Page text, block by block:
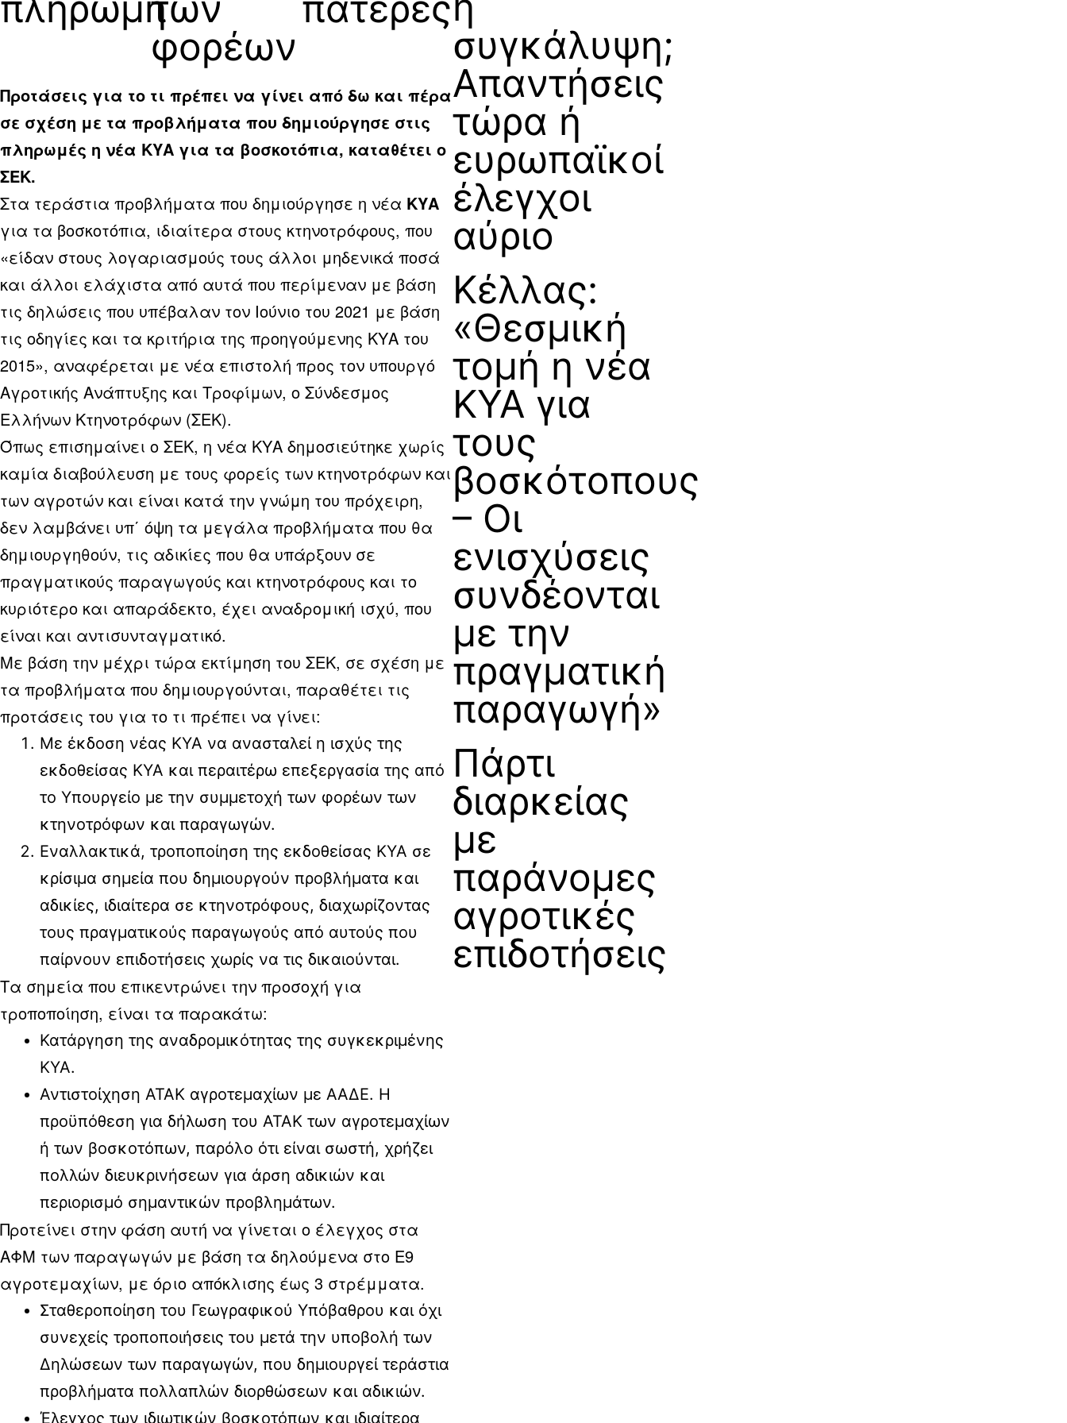
φορέων
Προτάσεις για το τι πρέπει να γίνει από δω και πέρα
σε σχέση με τα προβλήματα που δημιούργησε στις
πληρωμές η νέα ΚΥΑ για τα βοσκοτόπια, καταθέτει ο
ΣΕΚ.
Στα τεράστια προβλήματα που δημιούργησε η νέα ΚΥΑ
για τα βοσκοτόπια, ιδιαίτερα στους κτηνοτρόφους, που
«είδαν στους λογαριασμούς τους άλλοι μηδενικά ποσά
και άλλοι ελάχιστα από αυτά που περίμεναν με βάση
τις δηλώσεις που υπέβαλαν τον Ιούνιο του 2021 με βάση
τις οδηγίες και τα κριτήρια της προηγούμενης ΚΥΑ του
2015», αναφέρεται με νέα επιστολή προς τον υπουργό
Αγροτικής Ανάπτυξης και Τροφίμων, ο Σύνδεσμος
Ελλήνων Κτηνοτρόφων (ΣΕΚ).
Όπως επισημαίνει ο ΣΕΚ, η νέα ΚΥΑ δημοσιεύτηκε χωρίς
καμία διαβούλευση με τους φορείς των κτηνοτρόφων και
των αγροτών και είναι κατά την γνώμη του πρόχειρη,
δεν λαμβάνει υπ΄ όψη τα μεγάλα προβλήματα που θα
δημιουργηθούν, τις αδικίες που θα υπάρξουν σε
πραγματικούς παραγωγούς και κτηνοτρόφους και το
κυριότερο και απαράδεκτο, έχει αναδρομική ισχύ, που
είναι και αντισυνταγματικό.
Με βάση την μέχρι τώρα εκτίμηση του ΣΕΚ, σε σχέση με
τα προβλήματα που δημιουργούνται, παραθέτει τις
προτάσεις του για το τι πρέπει να γίνει:
Με έκδοση νέας ΚΥΑ να ανασταλεί η ισχύς της
εκδοθείσας ΚΥΑ και περαιτέρω επεξεργασία της από
το Υπουργείο με την συμμετοχή των φορέων των
κτηνοτρόφων και παραγωγών.
Εναλλακτικά, τροποποίηση της εκδοθείσας ΚΥΑ σε
κρίσιμα σημεία που δημιουργούν προβλήματα και
αδικίες, ιδιαίτερα σε κτηνοτρόφους, διαχωρίζοντας
τους πραγματικούς παραγωγούς από αυτούς που
παίρνουν επιδοτήσεις χωρίς να τις δικαιούνται.
Τα σημεία που επικεντρώνει την προσοχή για
τροποποίηση, είναι τα παρακάτω:
Κατάργηση της αναδρομικότητας της συγκεκριμένης
ΚΥΑ.
Αντιστοίχηση ΑΤΑΚ αγροτεμαχίων με ΑΑΔΕ. Η
προϋπόθεση για δήλωση του ΑΤΑΚ των αγροτεμαχίων
ή των βοσκοτόπων, παρόλο ότι είναι σωστή, χρήζει
πολλών διευκρινήσεων για άρση αδικιών και
περιορισμό σημαντικών προβλημάτων.
Προτείνει στην φάση αυτή να γίνεται ο έλεγχος στα
ΑΦΜ των παραγωγών με βάση τα δηλούμενα στο Ε9
αγροτεμαχίων, με όριο απόκλισης έως 3 στρέμματα.
Σταθεροποίηση του Γεωγραφικού Υπόβαθρου και όχι
συνεχείς τροποποιήσεις του μετά την υποβολή των
Δηλώσεων των παραγωγών, που δημιουργεί τεράστια
προβλήματα πολλαπλών διορθώσεων και αδικιών.
Έλεγχος των ιδιωτικών βοσκοτόπων και ιδιαίτερα
συγκάλυψη;
Απαντήσεις
τώρα ή
ευρωπαϊκοί
έλεγχοι
αύριο
Κέλλας:
«Θεσμική
τομή η νέα
ΚΥΑ για
τους
βοσκότοπους
– Οι
ενισχύσεις
συνδέονται
με την
πραγματική
παραγωγή»
Πάρτι
διαρκείας
με
παράνομες
αγροτικές
επιδοτήσεις